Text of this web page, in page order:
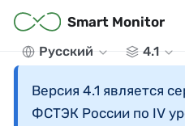
Smart Monitor
Русский
4.1
Версия 4.1 является
ФСТЭК России по IV